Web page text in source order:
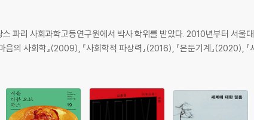
파리 사회과학고등연구원에서 박사 학위를 받았다. 2010년부터 서울
의 사회학』(2009), 『사회학적 파상력』(2016), 『은둔기계』(2020),